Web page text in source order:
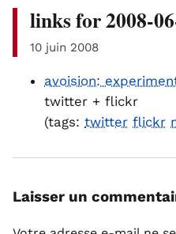
links for 2008-
10 juin 2008
avoision:
twitter + flickr
(tags: twitter flickr
Laisser un